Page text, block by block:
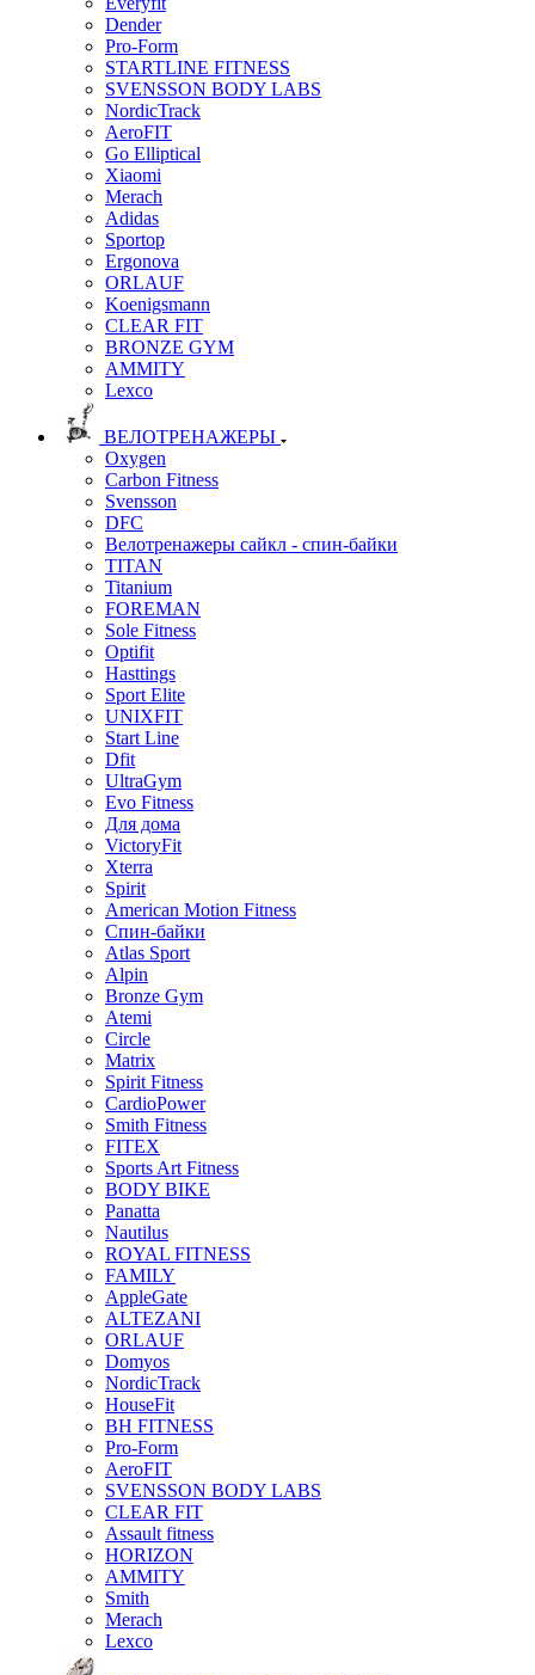
Dender
Pro-Form
STARTLINE FITNESS
SVENSSON BODY LABS
NordicTrack
AeroFIT
Go Elliptical
Xiaomi
Merach
Adidas
Sportop
Ergonova
ORLAUF
Koenigsmann
CLEAR FIT
BRONZE GYM
AMMITY
Lexco
ВЕЛОТРЕНАЖЕРЫ
Oxygen
Carbon Fitness
Svensson
DFC
Велотренажеры сайкл - спин-байки
TITAN
Titanium
FOREMAN
Sole Fitness
Optifit
Hasttings
Sport Elite
UNIXFIT
Start Line
Dfit
UltraGym
Evo Fitness
Для дома
VictoryFit
Xterra
Spirit
American Motion Fitness
Спин-байки
Atlas Sport
Alpin
Bronze Gym
Atemi
Circle
Matrix
Spirit Fitness
CardioPower
Smith Fitness
FITEX
Sports Art Fitness
BODY BIKE
Panatta
Nautilus
ROYAL FITNESS
FAMILY
AppleGate
ALTEZANI
ORLAUF
Domyos
NordicTrack
HouseFit
BH FITNESS
Pro-Form
AeroFIT
SVENSSON BODY LABS
CLEAR FIT
Assault fitness
HORIZON
AMMITY
Smith
Merach
Lexco